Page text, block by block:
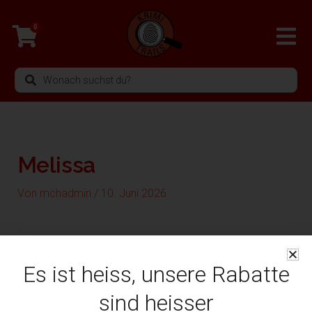
Inhalt
springen
0
Search
...
Melissa
Von mchadmin / 10. Juni 2026
Es ist heiss, unsere Rabatte
sind heisser